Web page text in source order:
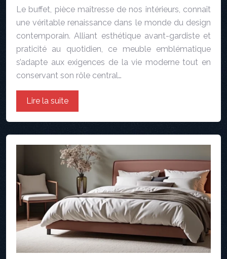
Le buffet, pièce maîtresse de nos intérieurs, connaît
une véritable renaissance dans le monde du design
contemporain. Alliant esthétique avant-gardiste et
praticité au quotidien, ce meuble emblématique
s’adapte aux exigences de la vie moderne tout en
conservant son rôle central…
Lire la suite